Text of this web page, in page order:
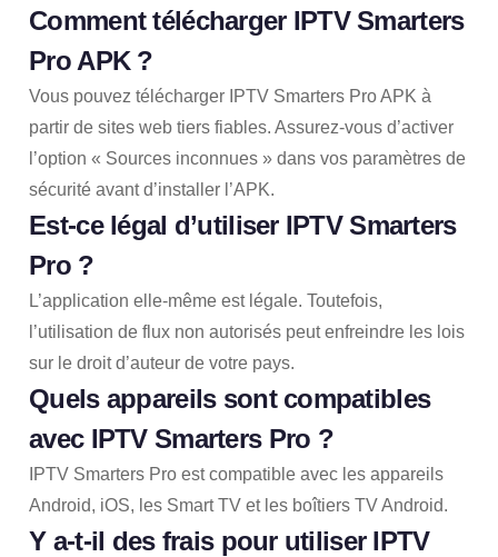
Comment télécharger IPTV Smarters
Pro APK ?
Vous pouvez télécharger IPTV Smarters Pro APK à
partir de sites web tiers fiables. Assurez-vous d’activer
l’option « Sources inconnues » dans vos paramètres de
sécurité avant d’installer l’APK.
Est-ce légal d’utiliser IPTV Smarters
Pro ?
L’application elle-même est légale. Toutefois,
l’utilisation de flux non autorisés peut enfreindre les lois
sur le droit d’auteur de votre pays.
Quels appareils sont compatibles
avec IPTV Smarters Pro ?
IPTV Smarters Pro est compatible avec les appareils
Android, iOS, les Smart TV et les boîtiers TV Android.
Y a-t-il des frais pour utiliser IPTV